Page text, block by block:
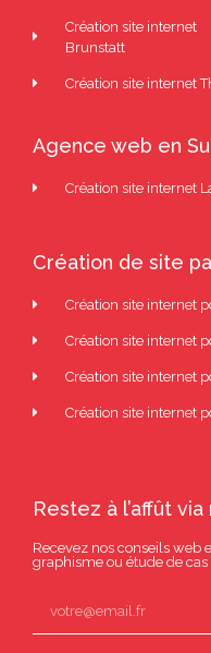
Création site internet
Brunstatt
Création site internet
Agence web en
Création site internet
Création de site
Création site internet
Création site internet
Création site internet
Création site internet
Restez à l’affût
Recevez nos conseils web
graphisme ou étude de